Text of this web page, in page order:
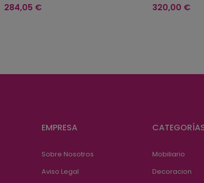
Precio
284,05 € Precio
320,00 €
EMPRESA
Sobre Nosotros
Aviso Legal
Mobiliario
Decoracion